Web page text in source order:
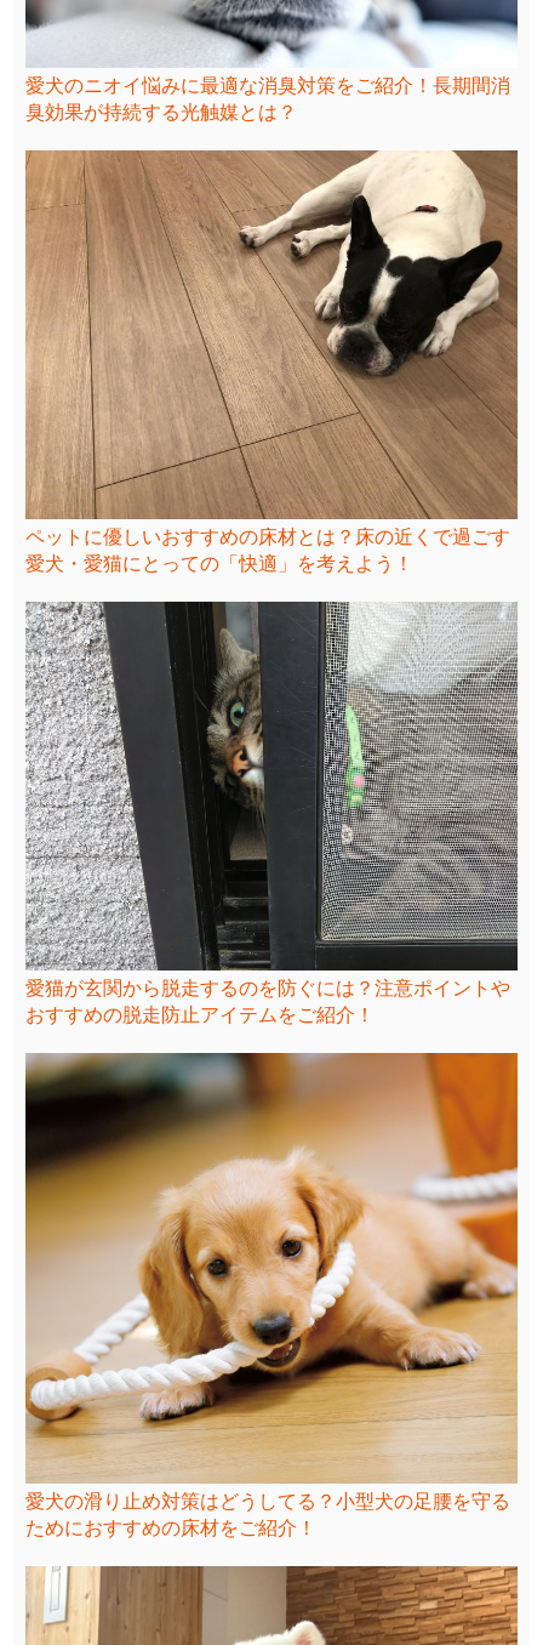
愛犬のニオイ悩みに最適な消臭対策をご紹介！長期間消
臭効果が持続する光触媒とは？
ペットに優しいおすすめの床材とは？床の近くで過ごす
愛犬・愛猫にとっての「快適」を考えよう！
愛猫が玄関から脱走するのを防ぐには？注意ポイントや
おすすめの脱走防止アイテムをご紹介！
愛犬の滑り止め対策はどうしてる？小型犬の足腰を守る
ためにおすすめの床材をご紹介！